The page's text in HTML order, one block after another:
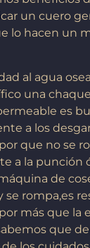
un cuero
lo hacen un
al agua
una
es
a los
que no se
a la punción
de
se rompa,es
más que la
que